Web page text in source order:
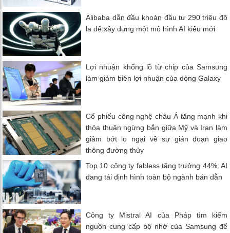
Alibaba dẫn đầu khoản đầu tư 290 triệu đô
la để xây dựng một mô hình AI kiểu mới
Lợi nhuận khổng lồ từ chip của Samsung
làm giảm biên lợi nhuận của dòng Galaxy
Cổ phiếu công nghệ châu Á tăng mạnh khi
thỏa thuận ngừng bắn giữa Mỹ và Iran làm
giảm bớt lo ngại về sự gián đoạn giao
thông đường thủy
Top 10 công ty fabless tăng trưởng 44%: AI
đang tái định hình toàn bộ ngành bán dẫn
Công ty Mistral AI của Pháp tìm kiếm
nguồn cung cấp bộ nhớ của Samsung để